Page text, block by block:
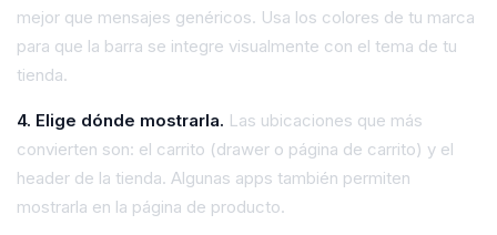
mejor que mensajes genéricos. Usa los colores de tu marca
para que la barra se integre visualmente con el tema de tu
tienda.
4. Elige dónde mostrarla. Las ubicaciones que más
convierten son: el carrito (drawer o página de carrito) y el
header de la tienda. Algunas apps también permiten
mostrarla en la página de producto.